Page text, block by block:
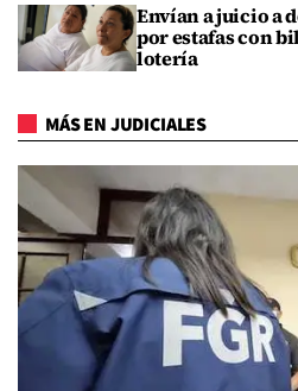
Envían a juicio a
por estafas con
lotería
MÁS EN JUDICIALES